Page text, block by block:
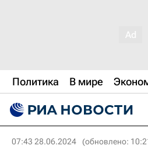
Политика В мире
07:43 28.06.2024 (обновлено: